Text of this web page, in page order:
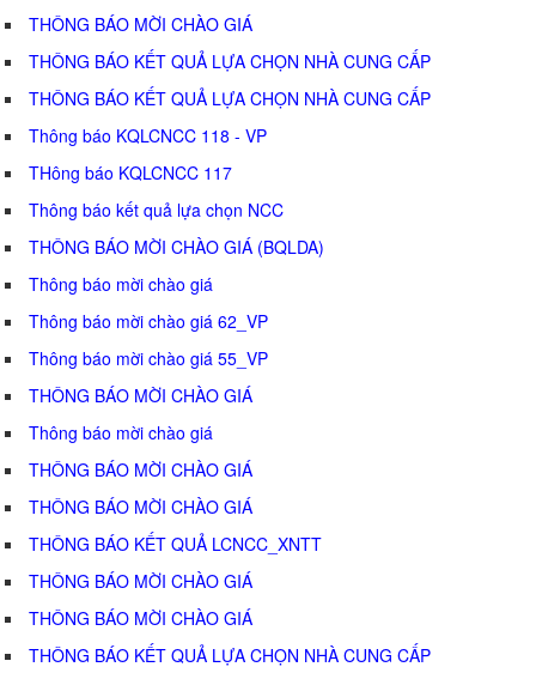
THÔNG BÁO MỜI CHÀO GIÁ
THÔNG BÁO KẾT QUẢ LỰA CHỌN NHÀ CUNG CẤP
THÔNG BÁO KẾT QUẢ LỰA CHỌN NHÀ CUNG CẤP
Thông báo KQLCNCC 118 - VP
THông báo KQLCNCC 117
Thông báo kết quả lựa chọn NCC
THÔNG BÁO MỜI CHÀO GIÁ (BQLDA)
Thông báo mời chào giá
Thông báo mời chào giá 62_VP
Thông báo mời chào giá 55_VP
THÔNG BÁO MỜI CHÀO GIÁ
Thông báo mời chào giá
THÔNG BÁO MỜI CHÀO GIÁ
THÔNG BÁO MỜI CHÀO GIÁ
THÔNG BÁO KẾT QUẢ LCNCC_XNTT
THÔNG BÁO MỜI CHÀO GIÁ
THÔNG BÁO MỜI CHÀO GIÁ
THÔNG BÁO KẾT QUẢ LỰA CHỌN NHÀ CUNG CẤP